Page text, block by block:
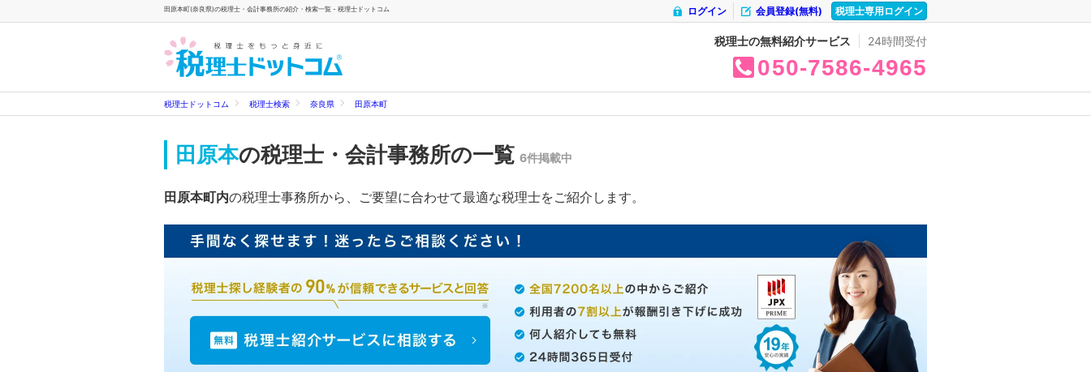
田原本町(奈良県)の税理士・会計事務所の紹介・検索一覧 - 税理士ドットコム 税理士専用ログイン
会員登録(無料)
ログイン
税理士の無料紹介サービス 24時間受付
050 7586 4965
税理士ドットコム 税理士検索 奈良県 田原本町
田原本の税理士・会計事務所の一覧 6件掲載中
田原本町内の税理士事務所から、ご要望に合わせて最適な税理士をご紹介します。